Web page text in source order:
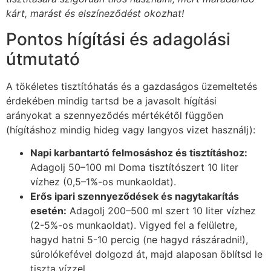
kárt, marást és elszíneződést okozhat!
Pontos hígítási és adagolási
útmutató
A tökéletes tisztítóhatás és a gazdaságos üzemeltetés
érdekében mindig tartsd be a javasolt hígítási
arányokat a szennyeződés mértékétől függően
(hígításhoz mindig hideg vagy langyos vizet használj):
Napi karbantartó felmosáshoz és tisztításhoz:
Adagolj 50–100 ml Doma tisztítószert 10 liter
vízhez (0,5–1%-os munkaoldat).
Erős ipari szennyeződések és nagytakarítás
esetén: Adagolj 200–500 ml szert 10 liter vízhez
(2-5%-os munkaoldat). Vigyed fel a felületre,
hagyd hatni 5-10 percig (ne hagyd rászáradni!),
súrolókefével dolgozd át, majd alaposan öblítsd le
tiszta vízzel.